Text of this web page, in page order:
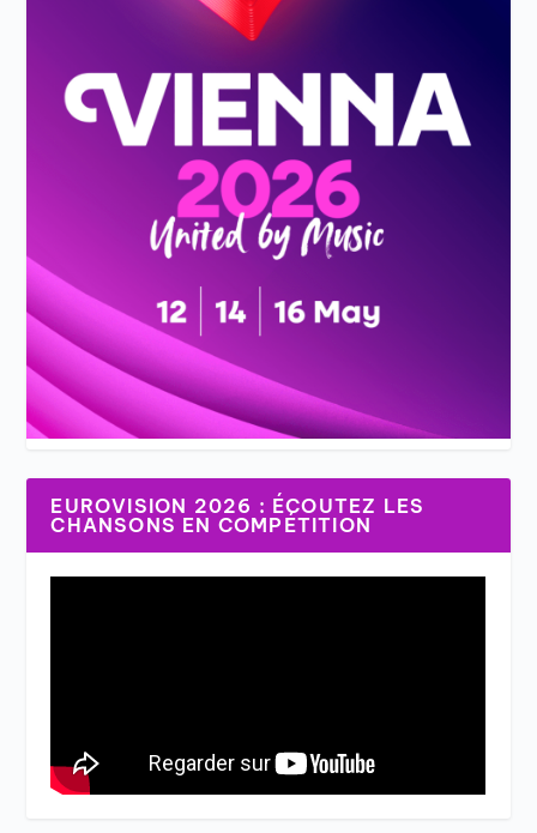
EUROVISION 2026 : ÉCOUTEZ LES
CHANSONS EN COMPÉTITION